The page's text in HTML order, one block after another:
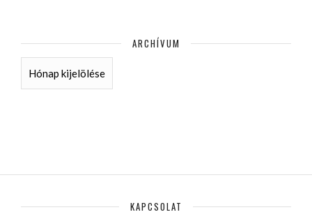
ARCHÍVUM
ARCHÍVUM
KAPCSOLAT